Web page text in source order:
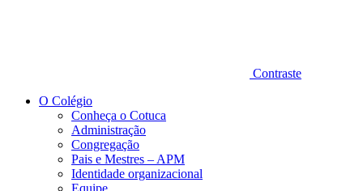
Contraste
O Colégio
Conheça o Cotuca
Administração
Congregação
Pais e Mestres – APM
Identidade organizacional
Equipe